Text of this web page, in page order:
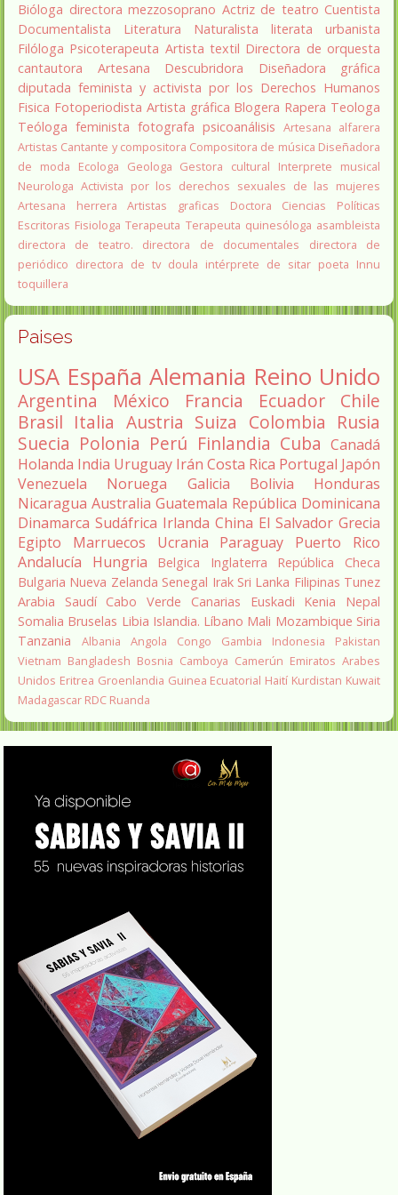
Bióloga directora mezzosoprano Actriz de teatro Cuentista
Documentalista
Literatura Naturalista literata
urbanista
Filóloga Psicoterapeuta Artista textil Directora de orquesta
cantautora
Artesana Descubridora
Diseñadora gráfica
diputada feminista y activista por los Derechos Humanos
Fisica Fotoperiodista Artista gráfica Blogera Rapera Teologa
Teóloga feminista fotografa psicoanálisis Artesana alfarera
Artistas Cantante y compositora Compositora de música Diseñadora
de moda
Ecologa Geologa Gestora cultural
Interprete musical
Neurologa Activista por los derechos sexuales de las mujeres
Artesana herrera
Artistas graficas
Doctora Ciencias Políticas
Escritoras Fisiologa Terapeuta Terapeuta quinesóloga asambleista
directora de teatro.
directora de documentales
directora de
periódico directora de tv doula intérprete de sitar poeta Innu
toquillera
Paises
USA España Alemania Reino Unido
Argentina México Francia Ecuador
Chile
Brasil Italia Austria Suiza Colombia Rusia
Suecia Polonia Perú Finlandia Cuba Canadá
Holanda India Uruguay Irán Costa Rica Portugal Japón
Venezuela
Noruega Galicia Bolivia
Honduras
Nicaragua Australia Guatemala República Dominicana
Dinamarca Sudáfrica Irlanda China El Salvador Grecia
Egipto
Marruecos Ucrania Paraguay
Puerto Rico
Andalucía
Hungria Belgica Inglaterra
República Checa
Bulgaria Nueva Zelanda Senegal Irak Sri Lanka Filipinas Tunez
Arabia Saudí Cabo Verde Canarias Euskadi Kenia
Nepal
Somalia Bruselas Libia Islandia. Líbano Mali Mozambique Siria
Tanzania
Albania Angola Congo Gambia Indonesia
Pakistan
Vietnam Bangladesh Bosnia Camboya Camerún Emiratos Arabes
Unidos Eritrea Groenlandia Guinea Ecuatorial Haití Kurdistan Kuwait
Madagascar RDC Ruanda